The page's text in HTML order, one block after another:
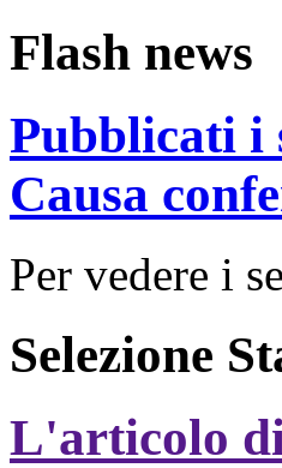
Flash news
Pubblicati i
Causa
Per vedere i
Selezione
L'articolo